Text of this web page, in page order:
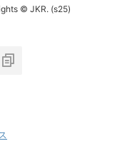
© JKR. (s25)